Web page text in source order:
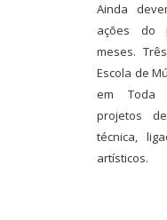
Ainda
ações do
meses.
Escola de
em Toda
projetos
técnica,
artísticos.